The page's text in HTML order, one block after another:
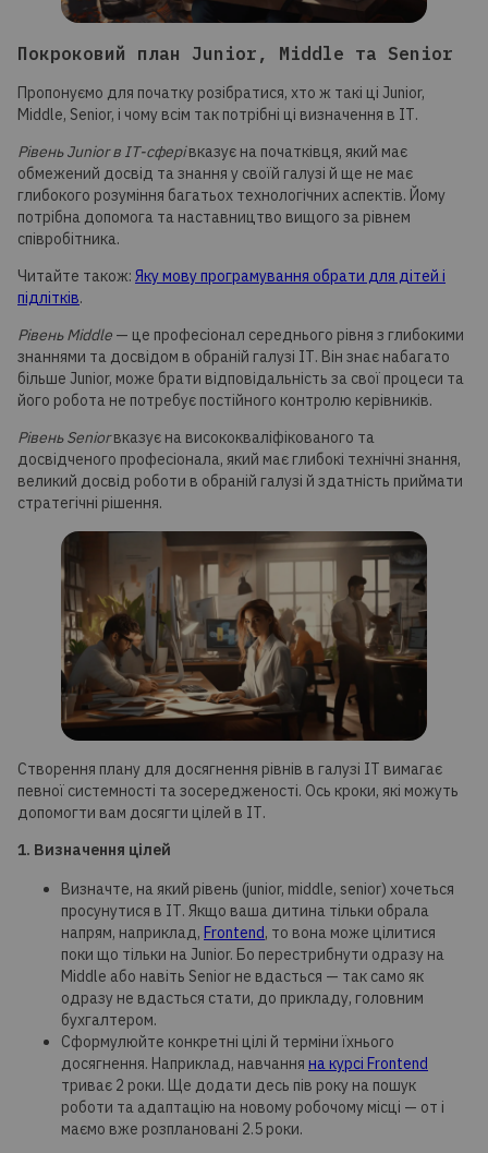
Покроковий план Junior, Middle та Senior
Пропонуємо для початку розібратися, хто ж такі ці Junior,
Middle, Senior, і чому всім так потрібні ці визначення в ІТ.
Рівень Junior в ІТ-сферівказує на початківця, який має
обмежений досвід та знання у своїй галузі й ще не має
глибокого розуміння багатьох технологічних аспектів. Йому
потрібна допомога та наставництво вищого за рівнем
співробітника.
Читайте також: Яку мову програмування обрати для дітей і
підлітків.
Рівень Middle — це професіонал середнього рівня з глибокими
знаннями та досвідом в обраній галузі ІТ. Він знає набагато
більше Junior, може брати відповідальність за свої процеси та
його робота не потребує постійного контролю керівників.
Рівень Seniorвказує на висококваліфікованого та
досвідченого професіонала, який має глибокі технічні знання,
великий досвід роботи в обраній галузі й здатність приймати
стратегічні рішення.
Створення плану для досягнення рівнів в галузі ІТ вимагає
певної системності та зосередженості. Ось кроки, які можуть
допомогти вам досягти цілей в ІТ.
1. Визначення цілей
Визначте, на який рівень (junior, middle, senior) хочеться
просунутися в ІТ. Якщо ваша дитина тільки обрала
напрям, наприклад, Frontend, то вона може цілитися
поки що тільки на Junior. Бо перестрибнути одразу на
Middle або навіть Senior не вдасться — так само як
одразу не вдасться стати, до прикладу, головним
бухгалтером.
Сформулюйте конкретні цілі й терміни їхнього
досягнення. Наприклад, навчання на курсі Frontend
триває 2 роки. Ще додати десь пів року на пошук
роботи та адаптацію на новому робочому місці — от і
маємо вже розплановані 2.5 роки.